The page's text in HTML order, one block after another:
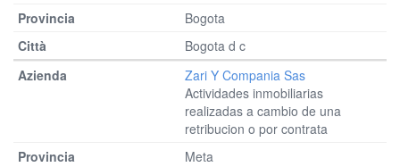
Bogota
Bogota d c
Zari Y Compania Sas
Actividades inmobiliarias
realizadas a cambio de una
retribucion o por contrata
Meta